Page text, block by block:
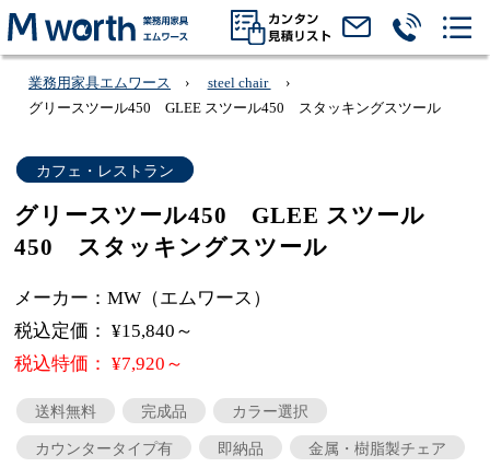
業務用家具エムワース
steel chair
グリースツール450 GLEE スツール450 スタッキングスツール
カフェ・レストラン
グリースツール450 GLEE スツール
450 スタッキングスツール
メーカー：MW（エムワース）
税込定価： ¥15,840～
税込特価： ¥7,920～
送料無料 完成品
カラー選択
カウンタータイプ有
即納品 金属・樹脂製チェア